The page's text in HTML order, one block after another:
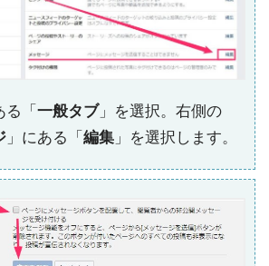
「 一般タブ」を選択。右側の
」にある「 編集 」を選択します。